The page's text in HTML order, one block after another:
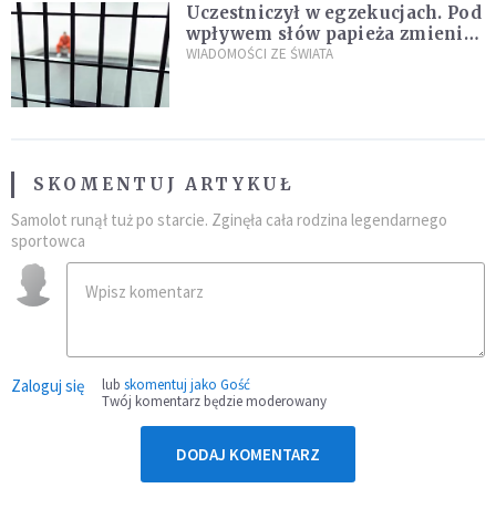
Uczestniczył w egzekucjach. Pod
wpływem słów papieża zmienił
zdanie
WIADOMOŚCI ZE ŚWIATA
SKOMENTUJ ARTYKUŁ
Samolot runął tuż po starcie. Zginęła cała rodzina legendarnego
sportowca
Zaloguj się lub skomentuj jako Gość
Twój komentarz będzie moderowany
DODAJ KOMENTARZ